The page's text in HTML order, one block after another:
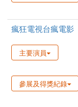
瘋狂電視台瘋電影
主要演員
參展及得獎紀錄